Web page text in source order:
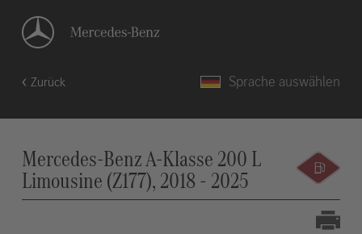
Zurück Sprache auswählen
Mercedes-Benz A-Klasse 200 L
Limousine (Z177), 2018 - 2025